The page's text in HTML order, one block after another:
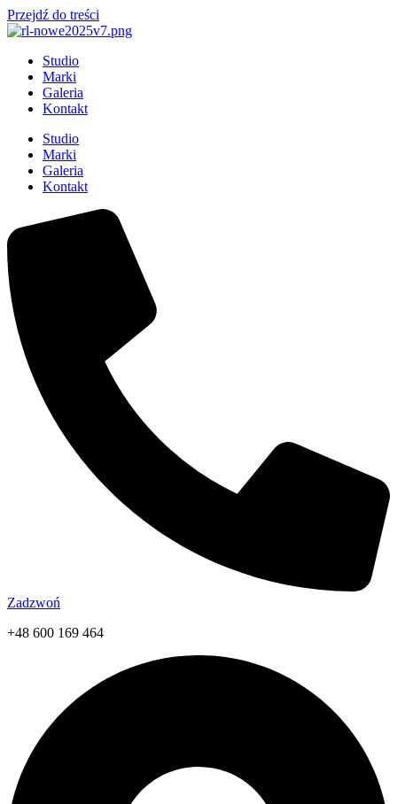
Przejdź do treści
Studio
Marki
Galeria
Kontakt
Studio
Marki
Galeria
Kontakt
Zadzwoń
+48 600 169 464